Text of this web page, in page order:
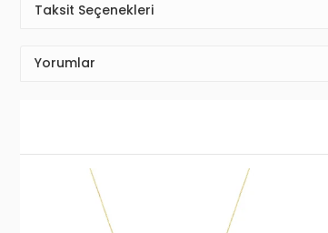
Taksit Seçenekleri
Yorumlar